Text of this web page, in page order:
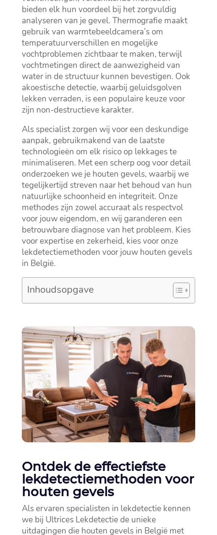
bieden elk hun voordeel bij het zorgvuldig
analyseren van je gevel.​ Thermografie maakt
gebruik van warmtebeeldcamera’s om
temperatuurverschillen en mogelijke
vochtproblemen zichtbaar te maken, terwijl
vochtmetingen direct de aanwezigheid van
water in de structuur kunnen bevestigen.​ Ook
akoestische detectie, waarbij geluidsgolven
lekken verraden, is een populaire keuze voor
zijn non-destructieve karakter.​
Als specialist zorgen wij voor een deskundige
aanpak, gebruikmakend van de laatste
technologieën om elk risico op lekkages te
minimaliseren.​ Met een scherp oog voor detail
onderzoeken we je houten gevels, waarbij we
tegelijkertijd streven naar het behoud van hun
natuurlijke schoonheid en integriteit.​ Onze
methodes zijn zowel accuraat als respectvol
voor jouw eigendom, en wij garanderen een
betrouwbare diagnose van het probleem.​ Kies
voor expertise en zekerheid, kies voor onze
lekdetectiemethoden voor jouw houten gevels
in België.​
Inhoudsopgave
Ontdek de effectiefste
lekdetectiemethoden voor
houten gevels
Als ervaren specialisten in lekdetectie kennen
we bij Ultrices Lekdetectie de unieke
uitdagingen die houten gevels in België met